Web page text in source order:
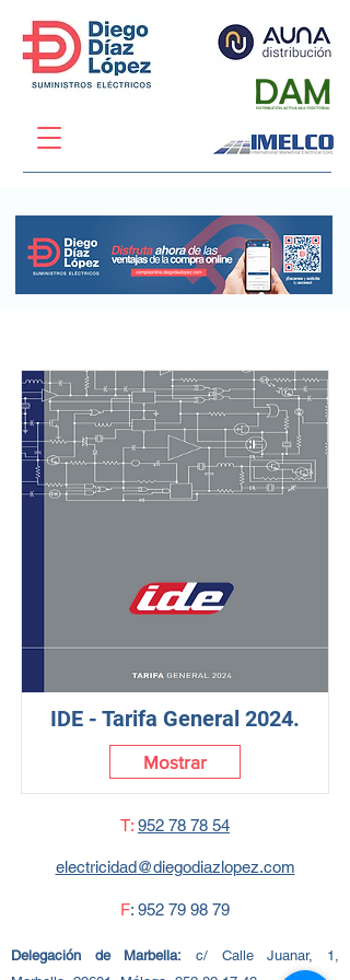
IDE - Tarifa General 2024.
Mostrar
T: 952 78 78 54
electricidad@diegodiazlopez.com
F: 952 79 98 79
Delegación de Marbella: c/ Calle Juanar, 1,